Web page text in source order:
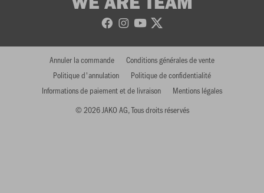
© 2026 JAKO AG, Tous droits réservés
Annuler la commande
Conditions générales de vente
Politique d'annulation
Politique de confidentialité
Informations de paiement et de livraison
Mentions légales